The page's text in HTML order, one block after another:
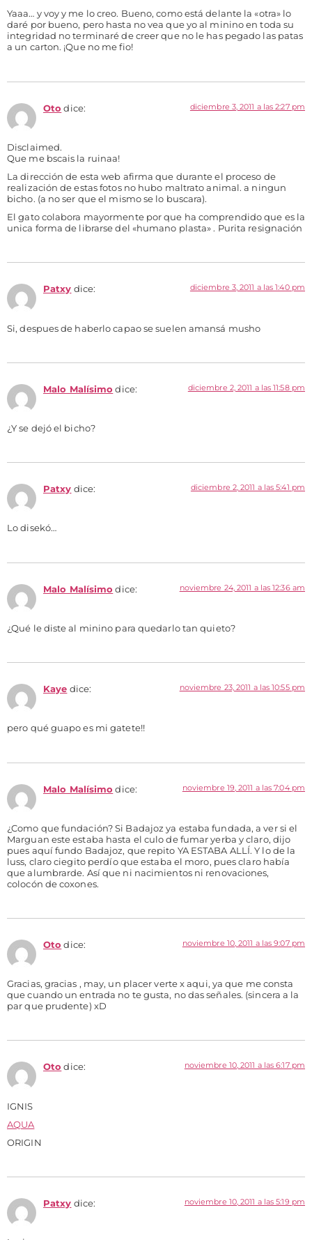
Yaaa… y voy y me lo creo. Bueno, como está delante la «otra» lo
daré por bueno, pero hasta no vea que yo al minino en toda su
integridad no terminaré de creer que no le has pegado las patas
a un carton. ¡Que no me fio!
Oto dice: diciembre 3, 2011 a las 2:27 pm
Disclaimed.
Que me bscais la ruinaa!
La dirección de esta web afirma que durante el proceso de
realización de estas fotos no hubo maltrato animal. a ningun
bicho. (a no ser que el mismo se lo buscara).
El gato colabora mayormente por que ha comprendido que es la
unica forma de librarse del «humano plasta» . Purita resignación
Patxy dice: diciembre 3, 2011 a las 1:40 pm
Si, despues de haberlo capao se suelen amansá musho
Malo Malísimo dice: diciembre 2, 2011 a las 11:58 pm
¿Y se dejó el bicho?
Patxy dice: diciembre 2, 2011 a las 5:41 pm
Lo disekó…
Malo Malísimo dice: noviembre 24, 2011 a las 12:36 am
¿Qué le diste al minino para quedarlo tan quieto?
Kaye dice: noviembre 23, 2011 a las 10:55 pm
pero qué guapo es mi gatete!!
Malo Malísimo dice: noviembre 19, 2011 a las 7:04 pm
¿Como que fundación? Si Badajoz ya estaba fundada, a ver si el
Marguan este estaba hasta el culo de fumar yerba y claro, dijo
pues aquí fundo Badajoz, que repito YA ESTABA ALLÍ. Y lo de la
luss, claro ciegito perdío que estaba el moro, pues claro había
que alumbrarde. Así que ni nacimientos ni renovaciones,
colocón de coxones.
Oto dice: noviembre 10, 2011 a las 9:07 pm
Gracias, gracias , may, un placer verte x aqui, ya que me consta
que cuando un entrada no te gusta, no das señales. (sincera a la
par que prudente) xD
Oto dice: noviembre 10, 2011 a las 6:17 pm
IGNIS
AQUA
ORIGIN
Patxy dice: noviembre 10, 2011 a las 5:19 pm